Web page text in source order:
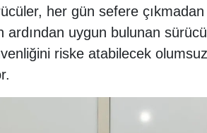
her gün sefere
ardından uygun bulunan
riske atabilecek